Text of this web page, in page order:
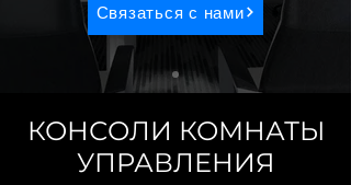
Связаться с нами
КОНСОЛИ КОМНАТЫ
УПРАВЛЕНИЯ